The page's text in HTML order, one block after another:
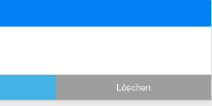
Löschen